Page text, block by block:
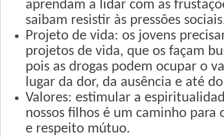
aprendam a lidar com as
saibam resistir às pressões
Projeto de vida: os jovens
projetos de vida, que os façam
pois as drogas podem ocupar o
lugar da dor, da ausência e até
Valores: estimular a
nossos filhos é um caminho
e respeito mútuo.